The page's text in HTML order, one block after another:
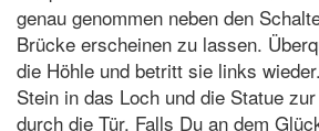
genau genommen neben den
Brücke erscheinen zu lassen.
die Höhle und betritt sie links
Stein in das Loch und die Statue
durch die Tür. Falls Du an dem